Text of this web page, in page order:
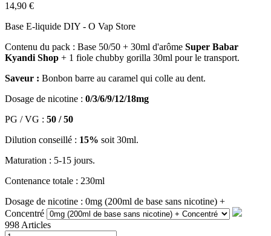
14,90 €
Base E-liquide DIY - O Vap Store
Contenu du pack : Base 50/50 + 30ml d'arôme Super Babar
Kyandi Shop + 1 fiole chubby gorilla 30ml pour le transport.
Saveur : Bonbon barre au caramel qui colle au dent.
Dosage de nicotine : 0/3/6/9/12/18mg
PG / VG : 50 / 50
Dilution conseillé : 15% soit 30ml.
Maturation : 5-15 jours.
Contenance totale : 230ml
Dosage de nicotine : 0mg (200ml de base sans nicotine) +
Concentré
998 Articles